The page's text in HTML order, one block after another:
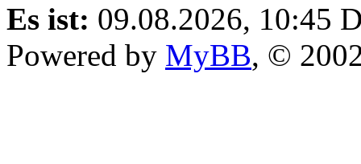
Es ist: 09.08.2026, 10:45
Powered by MyBB, ©